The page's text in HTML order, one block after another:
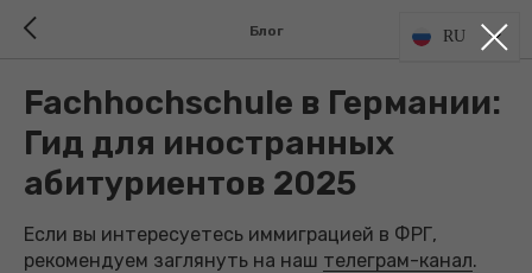
Блог
Fachhochschule в Германии:
Гид для иностранных
абитуриентов 2025
Если вы интересуетесь иммиграцией в ФРГ,
рекомендуем заглянуть на наш телеграм-канал.
RU